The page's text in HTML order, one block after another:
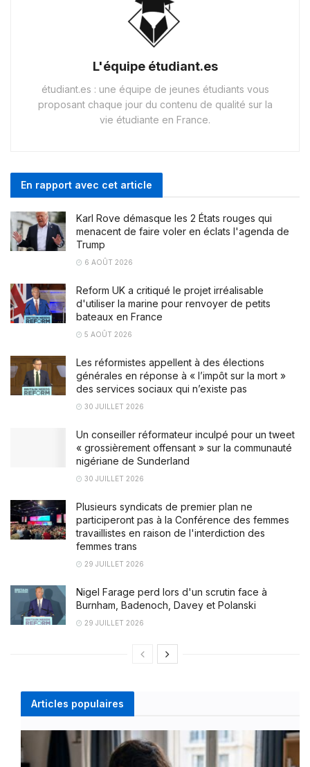
L'équipe étudiant.es
étudiant.es : une équipe de jeunes étudiants vous
proposant chaque jour du contenu de qualité sur la
vie étudiante en France.
En rapport avec cet article
Karl Rove démasque les 2 États rouges qui
menacent de faire voler en éclats l'agenda de
Trump
6 AOÛT 2026
Reform UK a critiqué le projet irréalisable
d'utiliser la marine pour renvoyer de petits
bateaux en France
5 AOÛT 2026
Les réformistes appellent à des élections
générales en réponse à « l’impôt sur la mort »
des services sociaux qui n’existe pas
30 JUILLET 2026
Un conseiller réformateur inculpé pour un tweet
« grossièrement offensant » sur la communauté
nigériane de Sunderland
30 JUILLET 2026
Plusieurs syndicats de premier plan ne
participeront pas à la Conférence des femmes
travaillistes en raison de l'interdiction des
femmes trans
29 JUILLET 2026
Nigel Farage perd lors d'un scrutin face à
Burnham, Badenoch, Davey et Polanski
29 JUILLET 2026
Articles populaires